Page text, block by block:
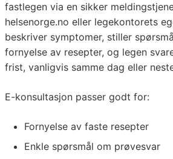
fastlegen via en sikker
helsenorge.no eller legekontorets
beskriver symptomer, stiller
fornyelse av resepter, og legen
frist, vanligvis samme dag eller
E-konsultasjon passer godt for:
Fornyelse av faste resepter
Enkle spørsmål om prøvesvar